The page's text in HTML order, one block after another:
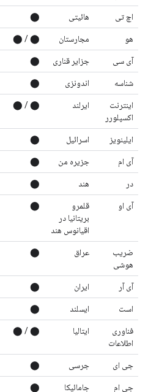
اچ تی هائیتی ⬤
هو مجارستان ⬤ / ⬤
آی سی جزایر قناری ⬤
شناسه اندونزی ⬤
اینترنت
اکسپلورر
ایرلند ⬤ / ⬤
ایلینویز اسرائیل ⬤
آی ام جزیره من ⬤
در هند ⬤
آی او
قلمرو
بریتانیا در
اقیانوس هند
⬤
ضریب
هوشی
عراق ⬤
آی آر ایران ⬤
است ایسلند ⬤
فناوری
اطلاعات
ایتالیا ⬤ / ⬤
جی ای جرسی ⬤
جی ام جامائیکا ⬤